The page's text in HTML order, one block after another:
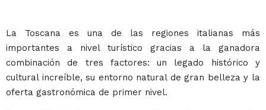
La Toscana es una de las regiones italianas más
importantes a nivel turístico gracias a la ganadora
combinación de tres factores: un legado histórico y
cultural increíble, su entorno natural de gran belleza y la
oferta gastronómica de primer nivel.